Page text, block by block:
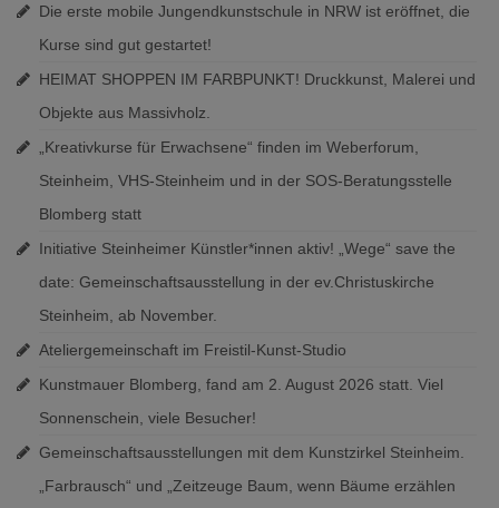
Die erste mobile Jungendkunstschule in NRW ist eröffnet, die
Kurse sind gut gestartet!
HEIMAT SHOPPEN IM FARBPUNKT! Druckkunst, Malerei und
Objekte aus Massivholz.
„Kreativkurse für Erwachsene“ finden im Weberforum,
Steinheim, VHS-Steinheim und in der SOS-Beratungsstelle
Blomberg statt
Initiative Steinheimer Künstler*innen aktiv! „Wege“ save the
date: Gemeinschaftsausstellung in der ev.Christuskirche
Steinheim, ab November.
Ateliergemeinschaft im Freistil-Kunst-Studio
Kunstmauer Blomberg, fand am 2. August 2026 statt. Viel
Sonnenschein, viele Besucher!
Gemeinschaftsausstellungen mit dem Kunstzirkel Steinheim.
„Farbrausch“ und „Zeitzeuge Baum, wenn Bäume erzählen